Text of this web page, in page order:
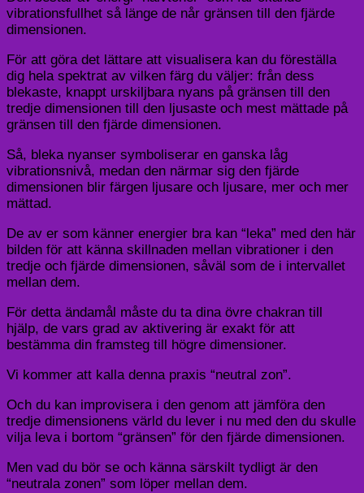
vibrationsfullhet så länge de når gränsen till den fjärde
dimensionen.
För att göra det lättare att visualisera kan du föreställa
dig hela spektrat av vilken färg du väljer: från dess
blekaste, knappt urskiljbara nyans på gränsen till den
tredje dimensionen till den ljusaste och mest mättade på
gränsen till den fjärde dimensionen.
Så, bleka nyanser symboliserar en ganska låg
vibrationsnivå, medan den närmar sig den fjärde
dimensionen blir färgen ljusare och ljusare, mer och mer
mättad.
De av er som känner energier bra kan “leka” med den här
bilden för att känna skillnaden mellan vibrationer i den
tredje och fjärde dimensionen, såväl som de i intervallet
mellan dem.
För detta ändamål måste du ta dina övre chakran till
hjälp, de vars grad av aktivering är exakt för att
bestämma din framsteg till högre dimensioner.
Vi kommer att kalla denna praxis “neutral zon”.
Och du kan improvisera i den genom att jämföra den
tredje dimensionens värld du lever i nu med den du skulle
vilja leva i bortom “gränsen” för den fjärde dimensionen.
Men vad du bör se och känna särskilt tydligt är den
“neutrala zonen” som löper mellan dem.